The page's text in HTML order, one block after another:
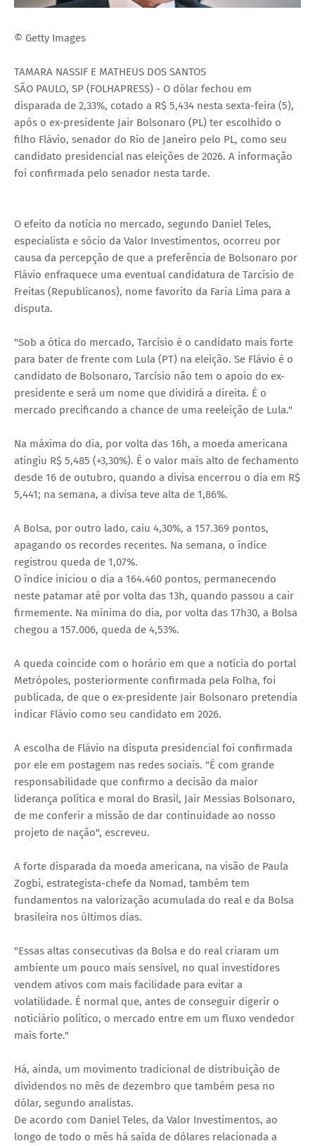
© Getty Images
TAMARA NASSIF E MATHEUS DOS SANTOS
SÃO PAULO, SP (FOLHAPRESS) - O dólar fechou em
disparada de 2,33%, cotado a R$ 5,434 nesta sexta-feira (5),
após o ex-presidente Jair Bolsonaro (PL) ter escolhido o
filho Flávio, senador do Rio de Janeiro pelo PL, como seu
candidato presidencial nas eleições de 2026. A informação
foi confirmada pelo senador nesta tarde.
O efeito da notícia no mercado, segundo Daniel Teles,
especialista e sócio da Valor Investimentos, ocorreu por
causa da percepção de que a preferência de Bolsonaro por
Flávio enfraquece uma eventual candidatura de Tarcísio de
Freitas (Republicanos), nome favorito da Faria Lima para a
disputa.
"Sob a ótica do mercado, Tarcísio é o candidato mais forte
para bater de frente com Lula (PT) na eleição. Se Flávio é o
candidato de Bolsonaro, Tarcísio não tem o apoio do ex-
presidente e será um nome que dividirá a direita. É o
mercado precificando a chance de uma reeleição de Lula."
Na máxima do dia, por volta das 16h, a moeda americana
atingiu R$ 5,485 (+3,30%). É o valor mais alto de fechamento
desde 16 de outubro, quando a divisa encerrou o dia em R$
5,441; na semana, a divisa teve alta de 1,86%.
A Bolsa, por outro lado, caiu 4,30%, a 157.369 pontos,
apagando os recordes recentes. Na semana, o índice
registrou queda de 1,07%.
O índice iniciou o dia a 164.460 pontos, permanecendo
neste patamar até por volta das 13h, quando passou a cair
firmemente. Na mínima do dia, por volta das 17h30, a Bolsa
chegou a 157.006, queda de 4,53%.
A queda coincide com o horário em que a notícia do portal
Metrópoles, posteriormente confirmada pela Folha, foi
publicada, de que o ex-presidente Jair Bolsonaro pretendia
indicar Flávio como seu candidato em 2026.
A escolha de Flávio na disputa presidencial foi confirmada
por ele em postagem nas redes sociais. "É com grande
responsabilidade que confirmo a decisão da maior
liderança política e moral do Brasil, Jair Messias Bolsonaro,
de me conferir a missão de dar continuidade ao nosso
projeto de nação", escreveu.
A forte disparada da moeda americana, na visão de Paula
Zogbi, estrategista-chefe da Nomad, também tem
fundamentos na valorização acumulada do real e da Bolsa
brasileira nos últimos dias.
"Essas altas consecutivas da Bolsa e do real criaram um
ambiente um pouco mais sensível, no qual investidores
vendem ativos com mais facilidade para evitar a
volatilidade. É normal que, antes de conseguir digerir o
noticiário político, o mercado entre em um fluxo vendedor
mais forte."
Há, ainda, um movimento tradicional de distribuição de
dividendos no mês de dezembro que também pesa no
dólar, segundo analistas.
De acordo com Daniel Teles, da Valor Investimentos, ao
longo de todo o mês há saída de dólares relacionada a